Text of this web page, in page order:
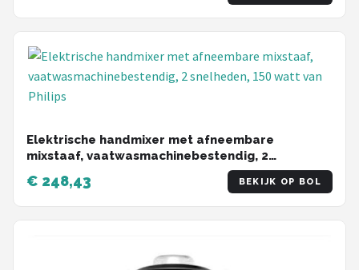
Elektrische handmixer met afneembare
mixstaaf, vaatwasmachinebestendig, 2
€ 248,43 BEKIJK OP BOL